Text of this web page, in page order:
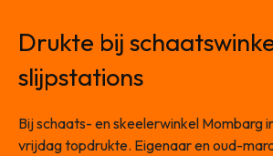
Drukte bij
slijpstations
Bij schaats- en skeelerwinkel Mombarg
vrijdag topdrukte. Eigenaar en oud-